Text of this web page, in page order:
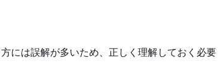
には誤解が多いため、正しく理解しておく必要